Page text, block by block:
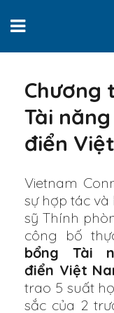
Chương
Tài
điển
Vietnam
sự hợp tác
sỹ Thính
công bố
bổng Tài
điển Việt
trao 5 suất
sắc của 2